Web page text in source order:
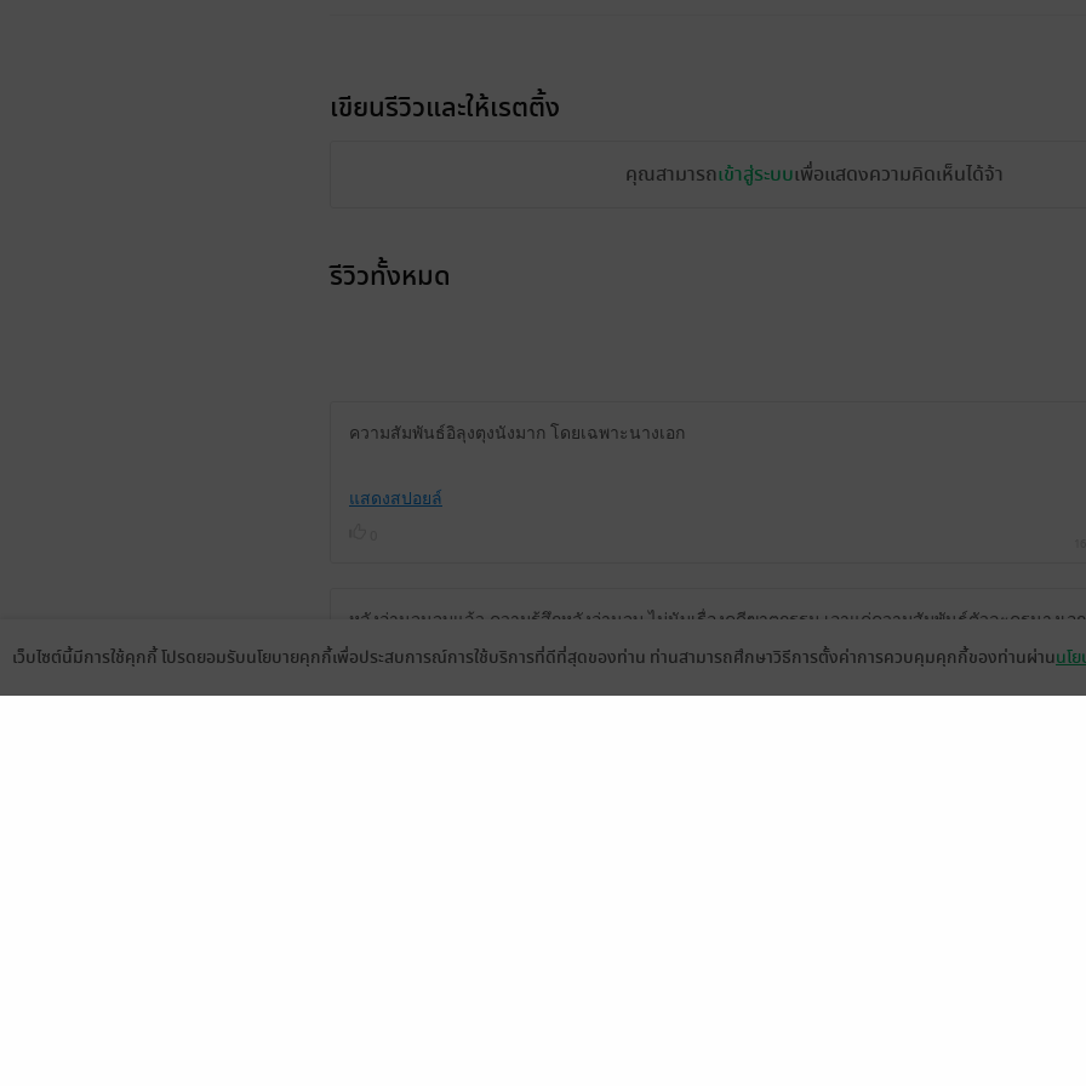
เขียนรีวิวและให้เรตติ้ง
คุณสามารถเข้าสู่ระบบเพื่อแสดงความคิดเห็นได้จ้า
รีวิวทั้งหมด
ความสัมพันธ์อิลุงตุงนังมาก โดยเฉพาะนางเอก
แสดงสปอยล์
หลังอ่านจนจบแล้ว ความรู้สึกหลังอ่านจบ ไม่นับเรื่องคดีฆาตกรรม เอาแค่ความสัมพันธ์ตัวละครนางเอก
น้องเขยนางเอก ให้สามคำ
เว็บไซต์นี้มีการใช้คุกกี้ โปรดยอมรับนโยบายคุกกี้เพื่อประสบการณ์การใช้บริการที่ดีที่สุดของท่าน ท่านสามารถศึกษาวิธีการตั้งค่าการควบคุมคุกกี้ของท่านผ่านนโ